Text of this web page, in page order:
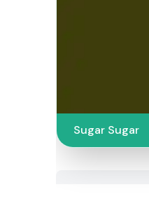
Sugar Sugar